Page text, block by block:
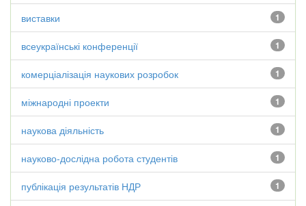
1
виставки
1
всеукраїнські конференції
1
комерціалізація наукових розробок
1
міжнародні проекти
1
наукова діяльність
1
науково-дослідна робота студентів
1
публікація результатів НДР